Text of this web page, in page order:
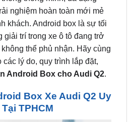
giải trí trong xe ô tô đang trở
thể phủ nhận. Hãy cùng
các lý do, quy trình lắp đặt,
Android Box cho Audi Q2.
Box Xe Audi Q2 Uy